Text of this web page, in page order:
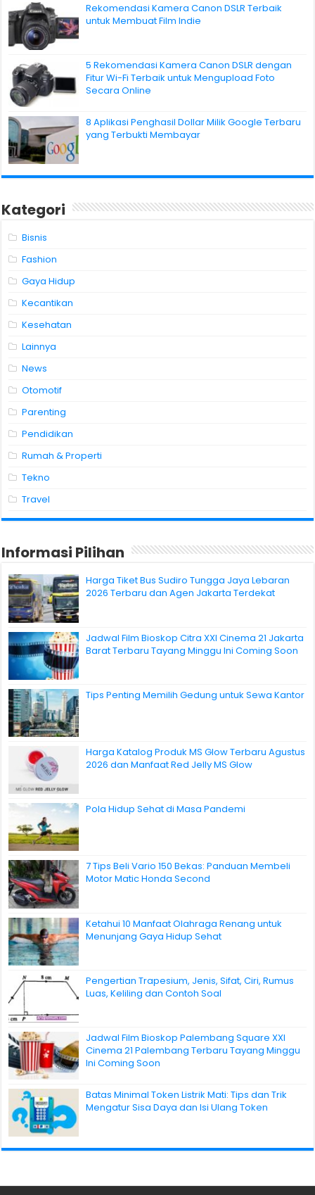
Rekomendasi Kamera Canon DSLR Terbaik
untuk Membuat Film Indie
5 Rekomendasi Kamera Canon DSLR dengan
Fitur Wi-Fi Terbaik untuk Mengupload Foto
Secara Online
8 Aplikasi Penghasil Dollar Milik Google Terbaru
yang Terbukti Membayar
Kategori
Bisnis
Fashion
Gaya Hidup
Kecantikan
Kesehatan
Lainnya
News
Otomotif
Parenting
Pendidikan
Rumah & Properti
Tekno
Travel
Informasi Pilihan
Harga Tiket Bus Sudiro Tungga Jaya Lebaran
2026 Terbaru dan Agen Jakarta Terdekat
Jadwal Film Bioskop Citra XXI Cinema 21 Jakarta
Barat Terbaru Tayang Minggu Ini Coming Soon
Tips Penting Memilih Gedung untuk Sewa Kantor
Harga Katalog Produk MS Glow Terbaru Agustus
2026 dan Manfaat Red Jelly MS Glow
Pola Hidup Sehat di Masa Pandemi
7 Tips Beli Vario 150 Bekas: Panduan Membeli
Motor Matic Honda Second
Ketahui 10 Manfaat Olahraga Renang untuk
Menunjang Gaya Hidup Sehat
Pengertian Trapesium, Jenis, Sifat, Ciri, Rumus
Luas, Keliling dan Contoh Soal
Jadwal Film Bioskop Palembang Square XXI
Cinema 21 Palembang Terbaru Tayang Minggu
Ini Coming Soon
Batas Minimal Token Listrik Mati: Tips dan Trik
Mengatur Sisa Daya dan Isi Ulang Token